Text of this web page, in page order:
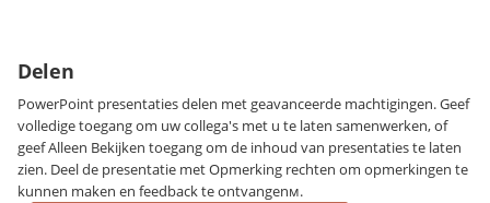
Delen
PowerPoint presentaties delen met geavanceerde machtigingen. Geef
volledige toegang om uw collega's met u te laten samenwerken, of
geef Alleen Bekijken toegang om de inhoud van presentaties te laten
zien. Deel de presentatie met Opmerking rechten om opmerkingen te
kunnen maken en feedback te ontvangenм.